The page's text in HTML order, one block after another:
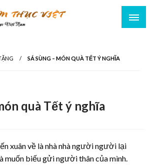
SÁ SÙNG – MÓN QUÀ TẾT Ý NGHĨA
quà Tết ý nghĩa
xuân về là nhà nhà người người lại
muốn biếu gửi người thân của mình.